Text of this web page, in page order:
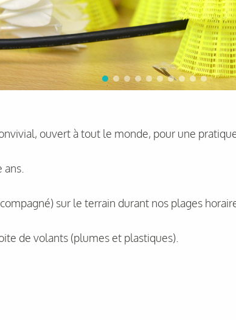
ouvert à tout le monde, pour une
sur le terrain durant nos plages
de volants (plumes et plastiques).